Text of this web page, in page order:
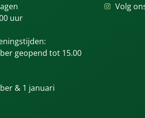
uur
geopend tot 15.00
& 1 januari
Volg